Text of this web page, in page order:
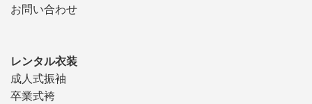
お問い合わせ
レンタル衣装
成人式振袖
卒業式袴